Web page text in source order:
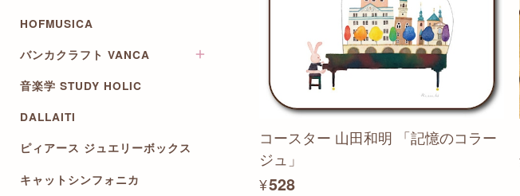
祝儀袋・のし封筒
色紙
ステーショナリーセット
HOFMUSICA
バンカクラフト VANCA
革物語~楽器キーホルダー
革製楽器ストラップ
音楽学 STUDY HOLIC
DALLAITI
ピィアース ジュエリーボックス
キャットシンフォニカ
コースター 山田和明 「記憶のコラー
ジュ」
¥528